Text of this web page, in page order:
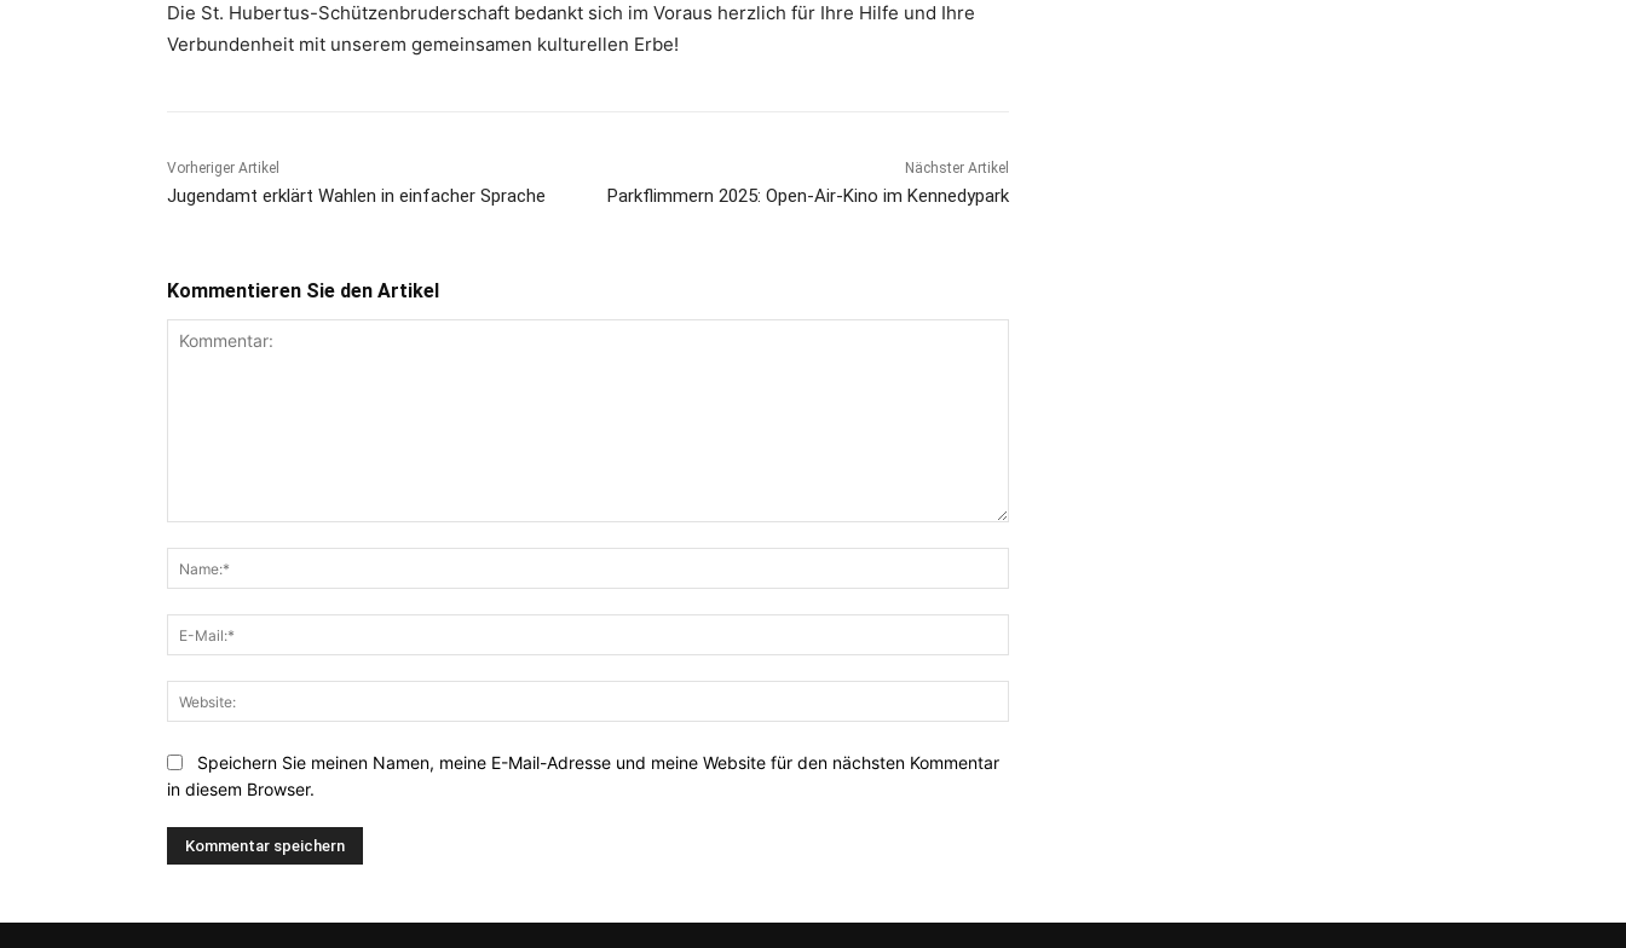
Die St. Hubertus-Schützenbruderschaft bedankt sich im Voraus herzlich für Ihre Hilfe und Ihre
Verbundenheit mit unserem gemeinsamen kulturellen Erbe!
Vorheriger Artikel
Jugendamt erklärt Wahlen in einfacher Sprache
Nächster Artikel
Parkflimmern 2025: Open-Air-Kino im Kennedypark
Kommentieren Sie den Artikel
Mail:*
Speichern Sie meinen Namen, meine E-Mail-Adresse und meine Website für den nächsten Kommentar
in diesem Browser.